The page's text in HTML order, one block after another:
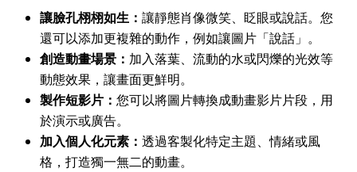
讓臉孔栩栩如生： 讓靜態肖像微笑、眨眼或說話。您
還可以添加更複雜的動作，例如讓圖片「說話」。
創造動畫場景： 加入落葉、流動的水或閃爍的光效等
動態效果，讓畫面更鮮明。
製作短影片： 您可以​​將圖片轉換成動畫影片片段，用
於演示或廣告。
加入個人化元素： 透過客製化特定主題、情緒或風
格，打造獨一無二的動畫。